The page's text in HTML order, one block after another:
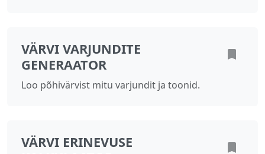
VÄRVI VARJUNDITE
GENERAATOR
Loo põhivärvist mitu varjundit ja toonid.
VÄRVI ERINEVUSE